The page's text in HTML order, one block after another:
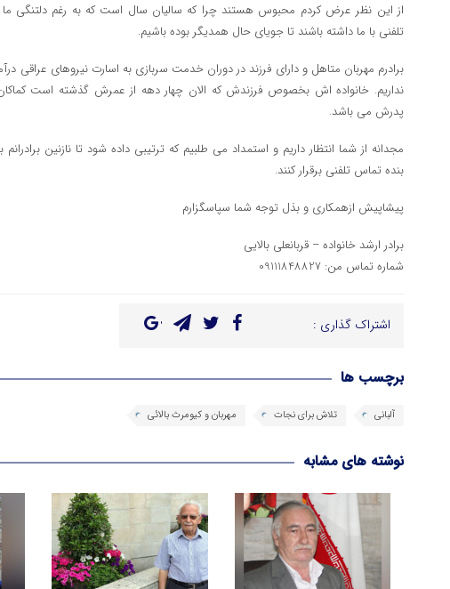
از این نظر عرض کردم محبوس هستند چرا که سالیان سال است که به رغم دلتنگی ما
تلفنی با ما داشته باشند تا جویای حال همدیگر بوده باشیم.
برادرم مهربان متاهل و دارای فرزند در دوران خدمت سربازی به اسارت نیروهای عراقی
نداریم. خانواده اش بخصوص فرزندش که الان چهار دهه از عمرش گذشته است
پدرش می باشد.
مجدانه از شما انتظار داریم و استمداد می طلبیم که ترتیبی داده شود تا نازنین برادرانم
بنده تماس تلفنی برقرار کنند.
پیشاپیش ازهمکاری و بذل توجه شما سپاسگزارم
برادر ارشد خانواده – قربانعلی بالایی
شماره تماس من: 09111848827
اشتراک گذاری :
برچسب ها
آلبانی تلاش برای نجات مهربان و کیومرث بالائی
نوشته های مشابه